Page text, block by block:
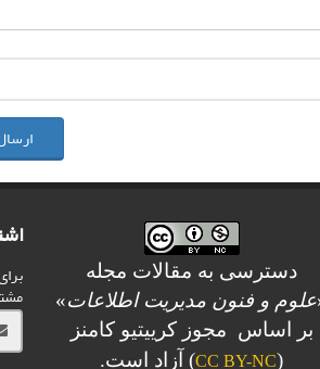
دسترسی به مقالات مجله
علوم و فنون مدیریت اطلاعات»
بر اساس مجوز کرییتیو کامنز
(
CC BY-NC) آزاد است.